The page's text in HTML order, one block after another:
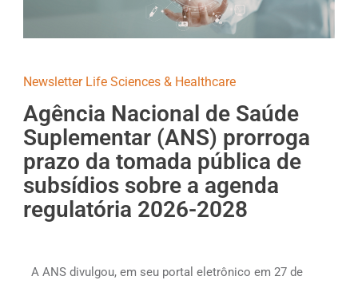
Newsletter Life Sciences & Healthcare
Agência Nacional de Saúde
Suplementar (ANS) prorroga
prazo da tomada pública de
subsídios sobre a agenda
regulatória 2026-2028
A ANS divulgou, em seu portal eletrônico em 27 de